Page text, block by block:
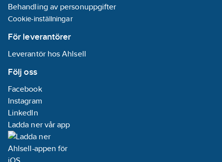
Behandling av personuppgifter
Cookie-inställningar
För leverantörer
Leverantör hos Ahlsell
Följ oss
Facebook
Instagram
LinkedIn
Ladda ner vår app